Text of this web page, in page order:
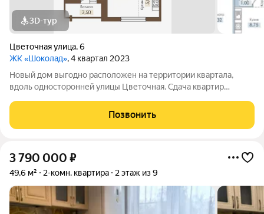
3D-тур
Цветочная улица,6
ЖК «Шоколад», 4 квартал 2023
Новый дом выгодно расположен на территории квартала,
вдоль односторонней улицы Цветочная. Сдача квартир
Позвонить
3 790 000 ₽
49,6 м² 2-комн. квартира 2 этаж из 9